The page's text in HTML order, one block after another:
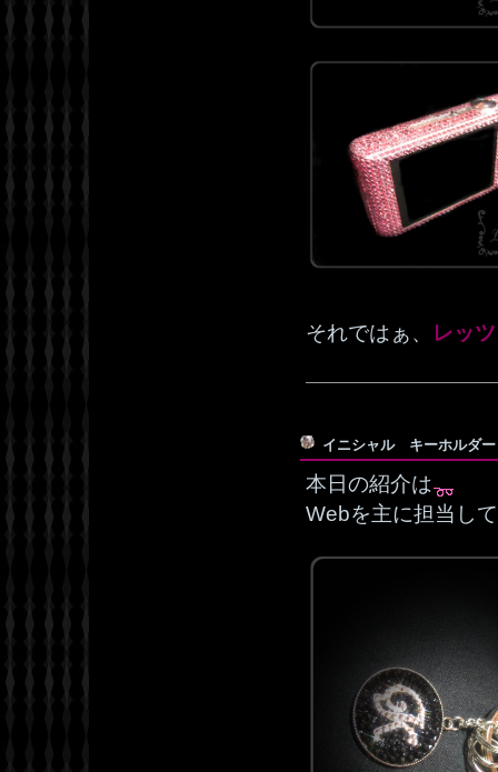
それではぁ、 レッ
イニシャル キーホルダ
本日の紹介は
Webを主に担当し